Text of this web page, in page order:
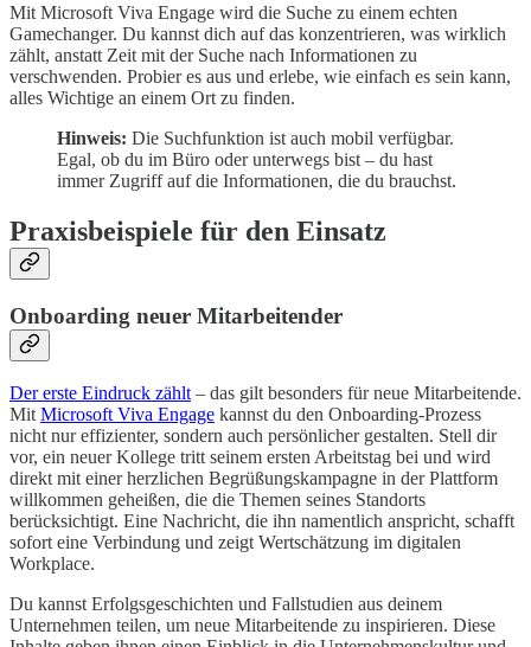
Mit Microsoft Viva Engage wird die Suche zu einem echten
Gamechanger. Du kannst dich auf das konzentrieren, was wirklich
zählt, anstatt Zeit mit der Suche nach Informationen zu
verschwenden. Probier es aus und erlebe, wie einfach es sein kann,
alles Wichtige an einem Ort zu finden.
Hinweis: Die Suchfunktion ist auch mobil verfügbar.
Egal, ob du im Büro oder unterwegs bist – du hast
immer Zugriff auf die Informationen, die du brauchst.
Praxisbeispiele für den Einsatz
Onboarding neuer Mitarbeitender
Der erste Eindruck zählt – das gilt besonders für neue Mitarbeitende.
Mit Microsoft Viva Engage kannst du den Onboarding-Prozess
nicht nur effizienter, sondern auch persönlicher gestalten. Stell dir
vor, ein neuer Kollege tritt seinem ersten Arbeitstag bei und wird
direkt mit einer herzlichen Begrüßungskampagne in der Plattform
willkommen geheißen, die die Themen seines Standorts
berücksichtigt. Eine Nachricht, die ihn namentlich anspricht, schafft
sofort eine Verbindung und zeigt Wertschätzung im digitalen
Workplace.
Du kannst Erfolgsgeschichten und Fallstudien aus deinem
Unternehmen teilen, um neue Mitarbeitende zu inspirieren. Diese